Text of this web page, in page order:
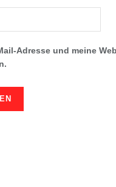
Adresse und meine